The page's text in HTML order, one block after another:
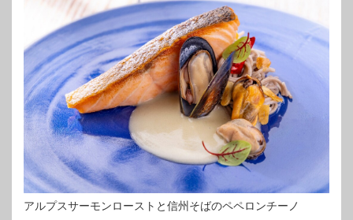
アルプスサーモンローストと信州そばのペペロンチーノ